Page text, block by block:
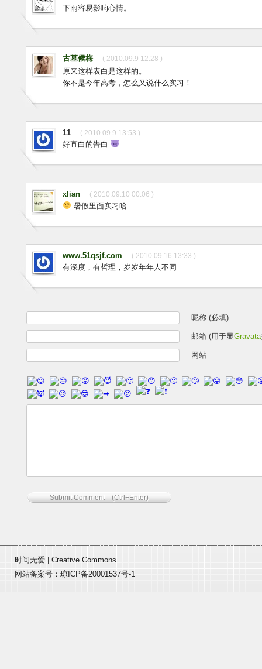
下雨容易影响心情。
古墓候梅 ( 2010.09.9 12:28 )
原来这样表白是这样的。
你不是今年高考，怎么又说什么实习！
11 ( 2010.09.9 13:53 )
好直白的告白
xlian ( 2010.09.10 00:06 )
暑假里面实习哈
www.51qsjf.com ( 2010.09.16 13:33 )
有深度，有哲理，岁岁年年人不同
昵称 (必填)
邮箱 (用于显Gravata
网站
时间无爱
Creative Commons
网站备案号： 琼ICP备20001537号-1